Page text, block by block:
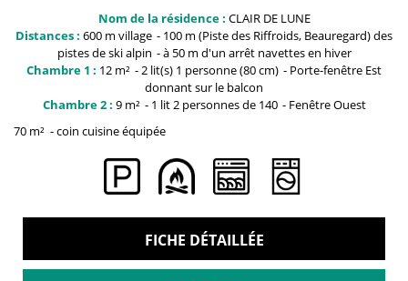
Nom de la résidence : CLAIR DE LUNE
Distances : 600 m village 100 m (Piste des Riffroids, Beauregard)des
pistes de ski alpin
à 50 m d'un arrêt navettes en hiver
Chambre 1 : 12 m² 2 lit(s) 1 personne (80 cm) Porte-fenêtre Est
donnant sur le balcon
Chambre 2 : 9 m² 1 lit 2 personnesde 140 FenêtreOuest
70 m² coin cuisine équipée
FICHE DÉTAILLÉE